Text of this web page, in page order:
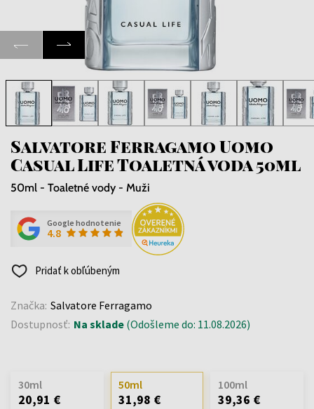
Salvatore Ferragamo Uomo
Casual Life Toaletná voda 50ml
50ml - Toaletné vody - Muži
Google hodnotenie
4.8
Pridať k obľúbeným
Značka: Salvatore Ferragamo
Dostupnosť: Na sklade (Odošleme do: 11.08.2026)
30ml
20,91 €
50ml
31,98 €
100ml
39,36 €